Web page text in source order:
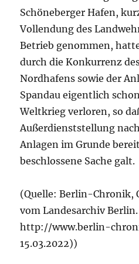
Schöneberger Hafen,
Vollendung des
Betrieb genommen,
durch die Konkurrenz
Nordhafens sowie der
Spandau eigentlich
Weltkrieg verloren, so
Außerdienststellung
Anlagen im Grunde
beschlossene Sache galt.
(Quelle: Berlin-Chronik,
vom Landesarchiv
http://www.berlin-
15.03.2022))